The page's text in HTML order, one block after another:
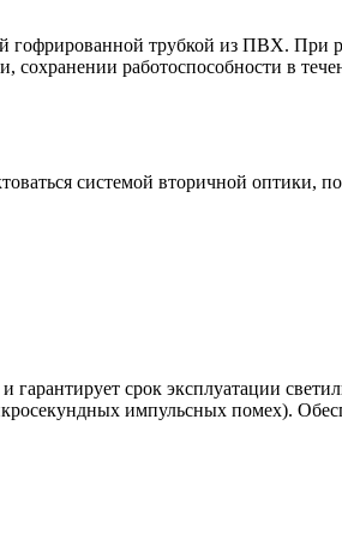
гофрированной трубкой из ПВХ. При
работоспособности в
системой вторичной оптики,
срок эксплуатации
импульсных помех).